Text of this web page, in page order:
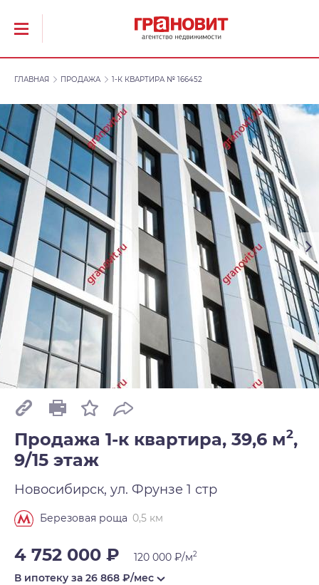
ГЛАВНАЯ ПРОДАЖА 1-К КВАРТИРА № 166452
Продажа 1-к квартира, 39,6 м2,
9/15 этаж
Новосибирск, ул. Фрунзе 1 стр
Березовая роща 0,5 км
4 752 000 ₽ 120 000 ₽/м2
В ипотеку за 26 868 ₽/мес